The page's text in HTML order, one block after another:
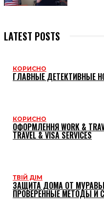
LATEST POSTS
КОРИСНО
ГЛАВНЫЕ ДЕТЕКТИВНЫЕ
КОРИСНО
ОФОРМЛЕННЯ WORK &
TRAVEL & VISA SERVICES
ТВІЙ ДІМ
ЗАЩИТА ДОМА ОТ
ПРОВЕРЕННЫЕ МЕТОДЫ И